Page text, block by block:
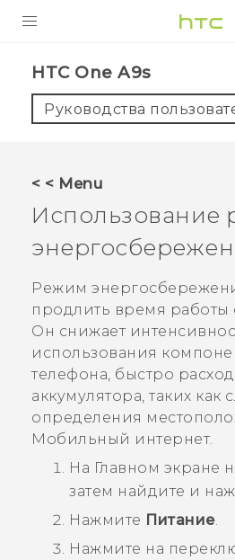
5G
VIVERSE
ПОДДЕРЖКА
HTC One A9s‎
Руководства
< < Menu
Использование
Режим
продлить время работы
Он снижает
использования
телефона, быстро
аккумулятора, таких как
определения
Мобильный интернет.
На Главном экране
затем найдите и
Нажмите Питание.
Нажмите на